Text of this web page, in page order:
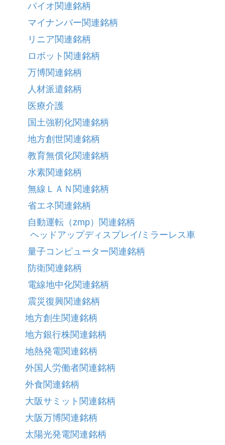
バイオ関連銘柄
マイナンバー関連銘柄
リニア関連銘柄
ロボット関連銘柄
万博関連銘柄
人材派遣銘柄
医療介護
国土強靭化関連銘柄
地方創世関連銘柄
教育無償化関連銘柄
水素関連銘柄
無線ＬＡＮ関連銘柄
省エネ関連銘柄
自動運転（zmp）関連銘柄
ヘッドアップディスプレイ/ミラーレス車
量子コンピューター関連銘柄
防衛関連銘柄
電線地中化関連銘柄
震災復興関連銘柄
地方創生関連銘柄
地方銀行株関連銘柄
地熱発電関連銘柄
外国人労働者関連銘柄
外食関連銘柄
大阪サミット関連銘柄
大阪万博関連銘柄
太陽光発電関連銘柄